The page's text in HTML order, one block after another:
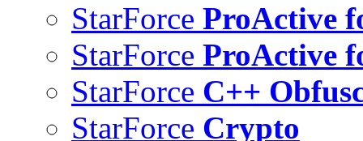
StarForce ProActive
StarForce ProActive
StarForce C++
StarForce Crypto